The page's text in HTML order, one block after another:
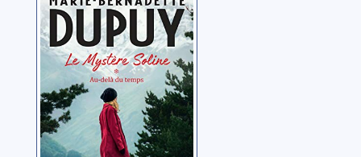
Soline: 01: Au-
delà du temps
Dupuy, Marie-
Bernadette